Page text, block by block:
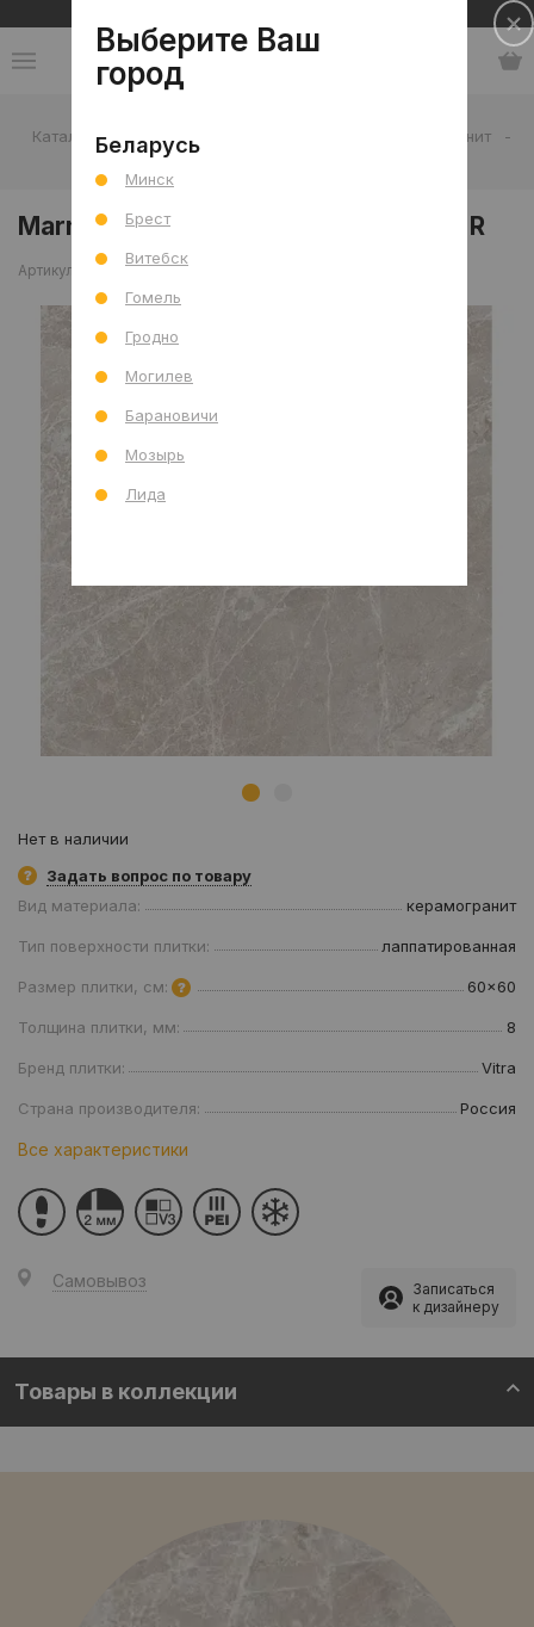
Каталог - Керамогранит
-
Marmostone Норковый лапп. 60x60 R
Marmostone Норковый лапп. 60x60 R
Артикул: 0000027963
Нет в наличии
Задать вопрос по товару
Вид материала:
керамогранит
Тип поверхности плитки: лаппатированная
Размер плитки, см: 60x60
Толщина плитки, мм: 8
Бренд плитки: Vitra
Страна производителя: Россия
Все характеристики
Самовывоз
Записаться
к дизайнеру
Товары в коллекции
Выберите Ваш
город
Беларусь
Минск
Брест
Витебск
Гомель
Гродно
Могилев
Барановичи
Мозырь
Лида